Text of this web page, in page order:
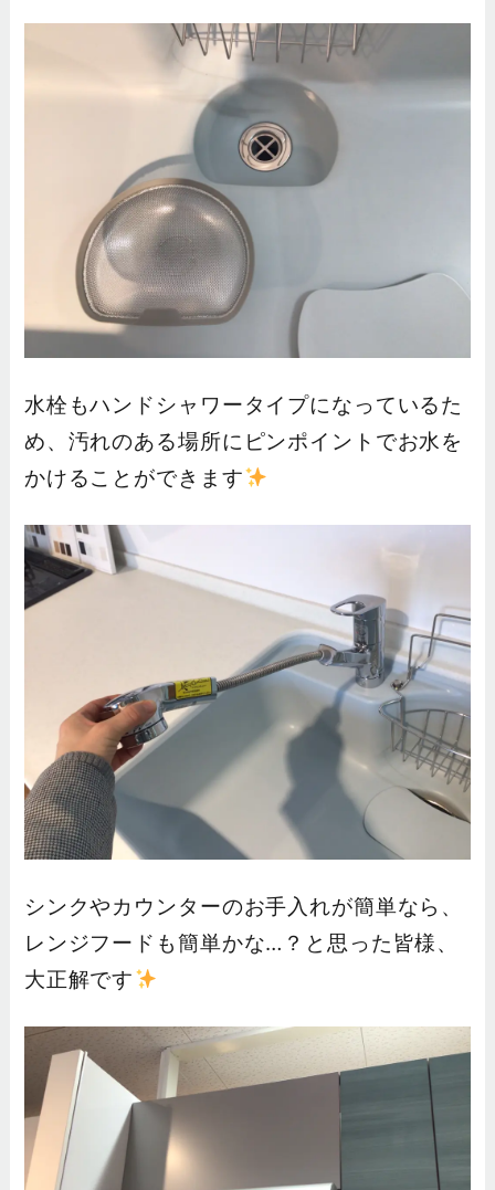
水栓もハンドシャワータイプになっているた
め、汚れのある場所にピンポイントでお水を
かけることができます
シンクやカウンターのお手入れが簡単なら、
レンジフードも簡単かな…？と思った皆様、
大正解です